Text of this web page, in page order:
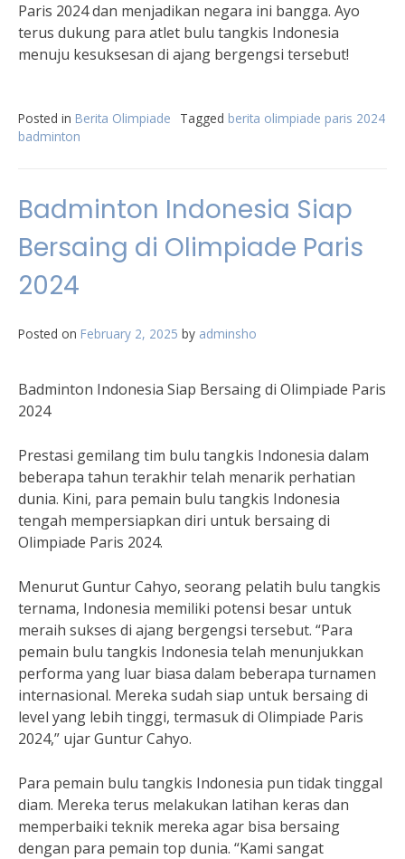
Paris 2024 dan menjadikan negara ini bangga. Ayo
terus dukung para atlet bulu tangkis Indonesia
menuju kesuksesan di ajang bergengsi tersebut!
Posted in Berita Olimpiade Tagged berita olimpiade paris 2024
badminton
Badminton Indonesia Siap
Bersaing di Olimpiade Paris
2024
Posted on February 2, 2025 by adminsho
Badminton Indonesia Siap Bersaing di Olimpiade Paris
2024
Prestasi gemilang tim bulu tangkis Indonesia dalam
beberapa tahun terakhir telah menarik perhatian
dunia. Kini, para pemain bulu tangkis Indonesia
tengah mempersiapkan diri untuk bersaing di
Olimpiade Paris 2024.
Menurut Guntur Cahyo, seorang pelatih bulu tangkis
ternama, Indonesia memiliki potensi besar untuk
meraih sukses di ajang bergengsi tersebut. “Para
pemain bulu tangkis Indonesia telah menunjukkan
performa yang luar biasa dalam beberapa turnamen
internasional. Mereka sudah siap untuk bersaing di
level yang lebih tinggi, termasuk di Olimpiade Paris
2024,” ujar Guntur Cahyo.
Para pemain bulu tangkis Indonesia pun tidak tinggal
diam. Mereka terus melakukan latihan keras dan
memperbaiki teknik mereka agar bisa bersaing
dengan para pemain top dunia. “Kami sangat